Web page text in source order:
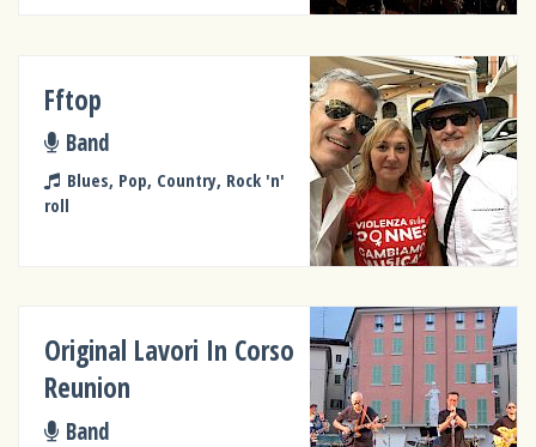
Fftop
Band
Blues, Pop, Country, Rock 'n'
roll
Original Lavori In Corso
Reunion
Band